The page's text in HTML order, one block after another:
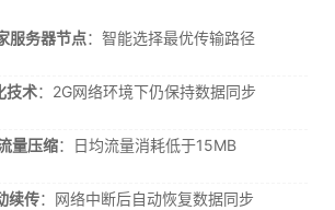
服务器节点：智能选择最优传输路径
技术：2G网络环境下仍保持数据同步
量压缩：日均流量消耗低于15MB
续传：网络中断后自动恢复数据同步